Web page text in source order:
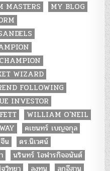
MASTERS
MY BLOG
WIZARD
FOLLOWING
INVESTOR
WILLIAM O'NEIL
คเชนทร์ เบญจกุล
จีน
ดร.นิเวศน์
นรินทร์ โอฬารกิจอนันต์
วิทยา ลงทุน
ลูกอีสาน